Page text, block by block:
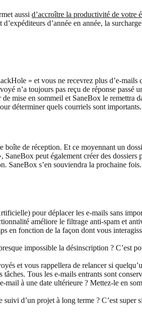
aussi d’accroître la productivité de votre
d’année en année, la
» et vous ne recevrez plus d’e-mails
n’a toujours pas reçu de réponse passé
mise en sommeil et SaneBox le remettra
déterminer quels courriels sont
de réception. Et ce moyennant un
peut également créer des
SaneBox s’en souviendra la prochaine fois.
pour déplacer les e-mails sans
améliore le filtrage anti-spam et
fonction de la façon dont vous
impossible la désinscription ? C’est
et vous rappellera de relancer si
Tous les e-mails entrants sont
à une date ultérieure ? Mettez-le en
d’un projet à long terme ? C’est